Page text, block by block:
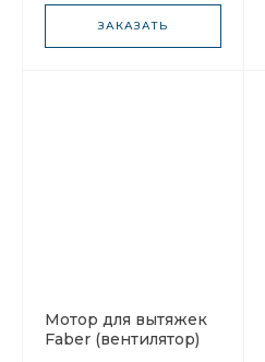
ЗАКАЗАТЬ
Мотор для вытяжек
Faber (вентилятор)